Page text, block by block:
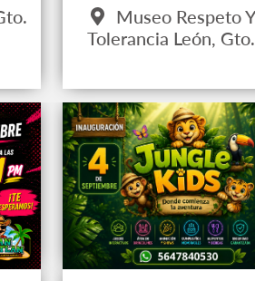
Museo Respeto Y
Tolerancia León, Gto.